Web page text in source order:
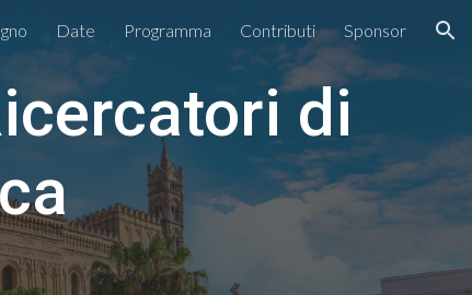
Date Programma Contributi Sponsor
di